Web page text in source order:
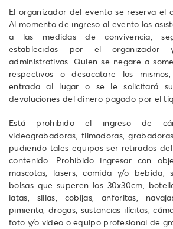
El organizador del evento se reserva el
Al momento de ingreso al evento los
a las medidas de convivencia,
establecidas por el organizador
administrativas. Quien se negare a
respectivos o desacatare los
entrada al lugar o se le solicitará
devoluciones del dinero pagado por el
Está prohibido el ingreso de
videograbadoras, filmadoras,
pudiendo tales equipos ser retirados
contenido. Prohibido ingresar con
mascotas, lasers, comida y/o bebida,
bolsas que superen los 30x30cm,
latas, sillas, cobijas, anforitas,
pimienta, drogas, sustancias ilícitas,
foto y/o video o equipo profesional de